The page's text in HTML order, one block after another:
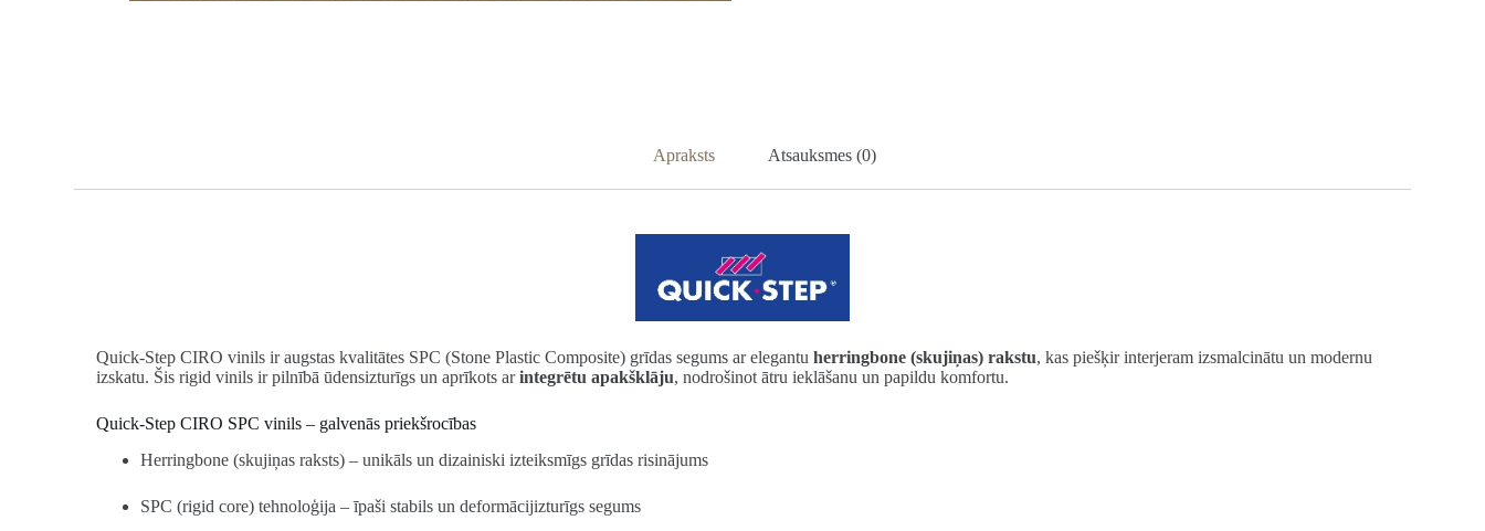
Apraksts Atsauksmes (0)
Quick-Step CIRO vinils ir augstas kvalitātes SPC (Stone Plastic Composite) grīdas segums ar elegantuherringbone (skujiņas) rakstu, kas piešķir interjeram izsmalcinātu un modernu
izskatu. Šis rigid vinils ir pilnībā ūdensizturīgs un aprīkots arintegrētu apakšklāju, nodrošinot ātru ieklāšanu un papildu komfortu.
Quick-Step CIRO SPC vinils – galvenās priekšrocības
Herringbone (skujiņas raksts) – unikāls un dizainiski izteiksmīgs grīdas risinājums
SPC (rigid core) tehnoloģija – īpaši stabils un deformācijizturīgs segums